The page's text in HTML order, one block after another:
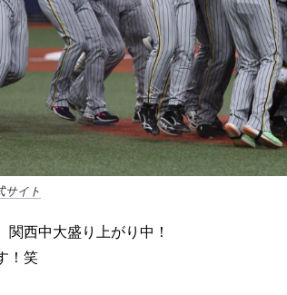
サイト
関西中大盛り上がり中！
！笑